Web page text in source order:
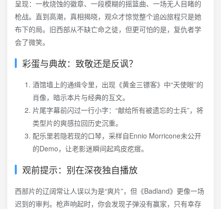
呈现：一枚烧蚀的徽章、一段模糊的摇篮曲、一场无人目睹的
枪战。直到高潮，真相揭晓，观众才惊觉整个追凶旅程只是她
布下的局。旧西部从不缺亡命之徒，但更可怕的是，复仇者学
会了微笑。
彩蛋与典故：致敬还是反讽？
酒馆墙上的通缉令里，出现《黄金三镖客》中“天使眼”的
肖像，暗示本片与经典的互文。
片尾字幕前闪过一行小字：“献给所有被遗忘的士兵”，将
类型片的爽感拉回历史沉重。
配乐里若隐若现的口琴，采样自Ennio Morricone未公开
的Demo，让老影迷瞬间起鸡皮疙瘩。
观前提示：别在深夜独自播放
西部片的辽阔常让人误以为是“爽片”，但《Badland》更像一场
迟到的审判。枪声响起时，你会发现子弹没有赢家，只有幸存